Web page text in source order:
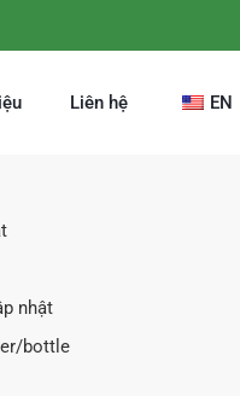
Liên hệ EN
nhật
bottle